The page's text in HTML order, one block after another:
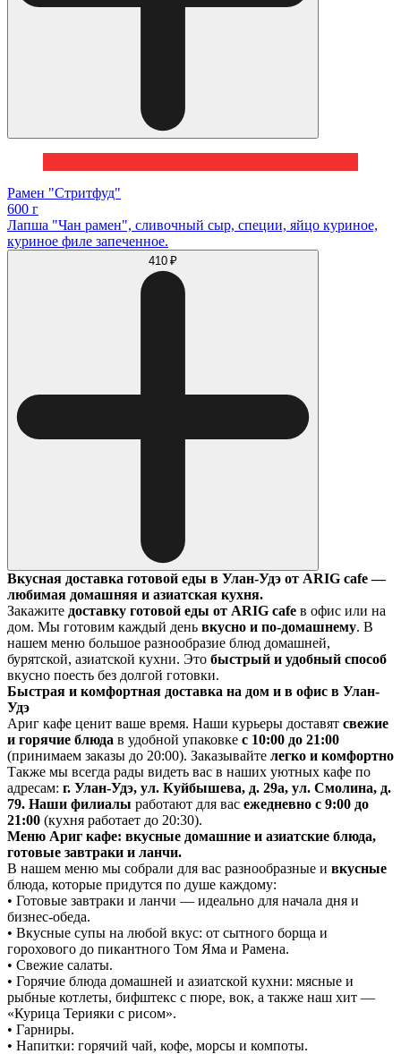
Рамен "Стритфуд"
600 г
Лапша "Чан рамен", сливочный сыр, специи, яйцо куриное,
куриное филе запеченное.
410 ₽
Вкусная доставка готовой еды в Улан-Удэ от ARIG cafe —
любимая домашняя и азиатская кухня.
Закажите доставку готовой еды от ARIG cafe в офис или на
дом. Мы готовим каждый день вкусно и по-домашнему. В
нашем меню большое разнообразие блюд домашней,
бурятской, азиатской кухни. Это быстрый и удобный способ
вкусно поесть без долгой готовки.
Быстрая и комфортная доставка на дом и в офис в Улан-
Удэ
Ариг кафе ценит ваше время. Наши курьеры доставят свежие
и горячие блюда в удобной упаковке с 10:00 до 21:00
(принимаем заказы до 20:00). Заказывайте легко и комфортно
Также мы всегда рады видеть вас в наших уютных кафе по
адресам: г. Улан-Удэ, ул. Куйбышева, д. 29а, ул. Смолина, д.
79. Наши филиалы работают для вас ежедневно с 9:00 до
21:00 (кухня работает до 20:30).
Меню Ариг кафе: вкусные домашние и азиатские блюда,
готовые завтраки и ланчи.
В нашем меню мы собрали для вас разнообразные и вкусные
блюда, которые придутся по душе каждому:
• Готовые завтраки и ланчи — идеально для начала дня и
бизнес-обеда.
• Вкусные супы на любой вкус: от сытного борща и
горохового до пикантного Том Яма и Рамена.
• Свежие салаты.
• Горячие блюда домашней и азиатской кухни: мясные и
рыбные котлеты, бифштекс с пюре, вок, а также наш хит —
«Курица Терияки с рисом».
• Гарниры.
• Напитки: горячий чай, кофе, морсы и компоты.